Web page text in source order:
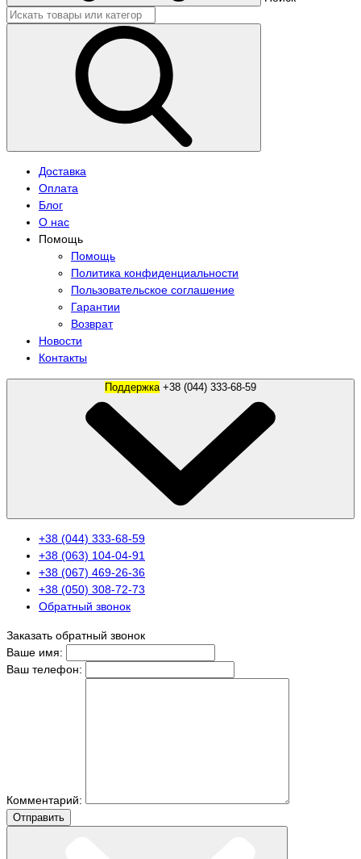
Доставка
Оплата
Блог
О нас
Помощь
Помощь
Политика конфиденциальности
Пользовательское соглашение
Гарантии
Возврат
Новости
Контакты
Поддержка
+38 (044) 333-68-59
+38 (063) 104-04-91
+38 (067) 469-26-36
+38 (050) 308-72-73
Обратный звонок
Заказать обратный звонок
Ваше имя:
Ваш телефон:
Комментарий:
Отправить